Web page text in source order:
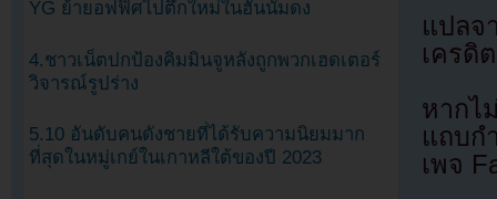
แปล
เครดิ
หากไ
แถบก
เพจ
YG ย้ายอฟฟิศไปตึกใหม่ในฮันนัมดง
4.ชาวเน็ตปกป้องคิมมินจูหลังถูกพวกเฮดเตอร์
วิจารณ์รูปร่าง
5.10 อันดับคนดังชายที่ได้รับความนิยมมาก
ที่สุดในหมู่เกย์ในเกาหลีใต้ของปี 2023